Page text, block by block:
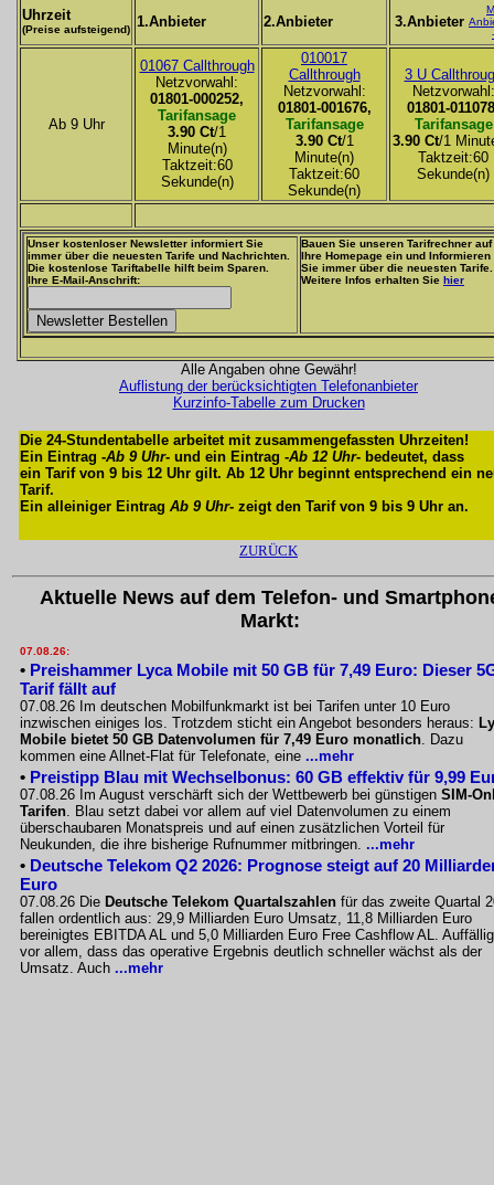
Uhrzeit
(Preise aufsteigend) 1.Anbieter 2.Anbieter 3.Anbieter
Ab 9 Uhr
01067 Callthrough
Netzvorwahl:
01801-000252,
Tarifansage
3.90 Ct/1
Minute(n)
Taktzeit:60
Sekunde(n)
010017
Callthrough
Netzvorwahl:
01801-001676,
Tarifansage
3.90 Ct/1
Minute(n)
Taktzeit:60
Sekunde(n)
3 U
Netzvorwahl:
01801-
Tarifansage
3.90 Ct/1
Taktzeit:60
Sekunde(n)
Unser kostenloser Newsletter informiert Sie
immer über die neuesten Tarife und Nachrichten.
Die kostenlose Tariftabelle hilft beim Sparen.
Ihre E-Mail-Anschrift:
Bauen Sie unseren Tarifrechner auf
Ihre Homepage ein und Informieren
Sie immer über die neuesten Tarife.
Weitere Infos erhalten Sie hier
Alle Angaben ohne Gewähr!
Auflistung der berücksichtigten Telefonanbieter
Kurzinfo-Tabelle zum Drucken
Die 24-Stundentabelle arbeitet mit zusammengefassten Uhrzeiten!
Ein Eintrag -Ab 9 Uhr- und ein Eintrag -Ab 12 Uhr- bedeutet, dass
ein Tarif von 9 bis 12 Uhr gilt. Ab 12 Uhr beginnt entsprechend ein
Tarif.
Ein alleiniger Eintrag Ab 9 Uhr- zeigt den Tarif von 9 bis 9 Uhr an.
ZURÜCK
Aktuelle News auf dem Telefon- und
Markt:
07.08.26:
• Preishammer Lyca Mobile mit 50 GB für 7,49 Euro: Dieser
Tarif fällt auf
07.08.26 Im deutschen Mobilfunkmarkt ist bei Tarifen unter 10 Euro
inzwischen einiges los. Trotzdem sticht ein Angebot besonders heraus:
Mobile bietet 50 GB Datenvolumen für 7,49 Euro monatlich. Dazu
kommen eine Allnet-Flat für Telefonate, eine ...mehr
• Preistipp Blau mit Wechselbonus: 60 GB effektiv für 9,99
07.08.26 Im August verschärft sich der Wettbewerb bei günstigen SIM-
Tarifen. Blau setzt dabei vor allem auf viel Datenvolumen zu einem
überschaubaren Monatspreis und auf einen zusätzlichen Vorteil für
Neukunden, die ihre bisherige Rufnummer mitbringen. ...mehr
• Deutsche Telekom Q2 2026: Prognose steigt auf 20
Euro
07.08.26 Die Deutsche Telekom Quartalszahlen für das zweite Quartal
fallen ordentlich aus: 29,9 Milliarden Euro Umsatz, 11,8 Milliarden Euro
bereinigtes EBITDA AL und 5,0 Milliarden Euro Free Cashflow AL.
vor allem, dass das operative Ergebnis deutlich schneller wächst als der
Umsatz. Auch ...mehr